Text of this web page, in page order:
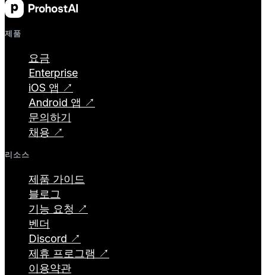
제품
요금
Enterprise
iOS 앱 ↗
Android 앱 ↗
문의하기
채용 ↗
리소스
제품 가이드
블로그
기능 요청 ↗
벤더
Discord ↗
제휴 프로그램 ↗
이용약관